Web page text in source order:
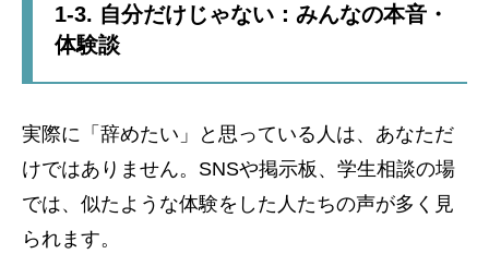
1-3. 自分だけじゃない：みんなの本音・
体験談
実際に「辞めたい」と思っている人は、あなただ
けではありません。SNSや掲示板、学生相談の場
では、似たような体験をした人たちの声が多く見
られます。